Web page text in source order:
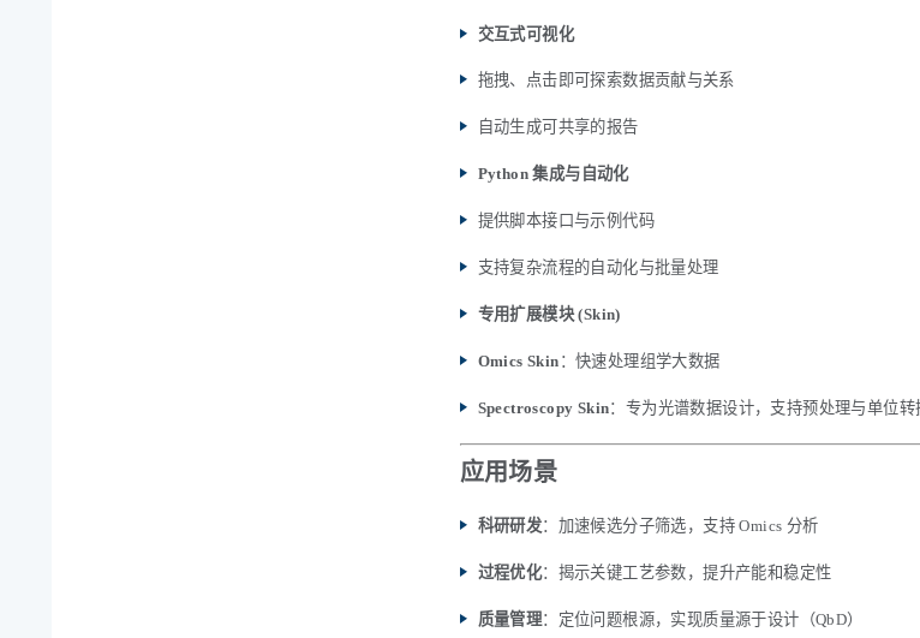
交互式可视化
拖拽、点击即可探索数据贡献与关系
自动生成可共享的报告
Python 集成与自动化
提供脚本接口与示例代码
支持复杂流程的自动化与批量处理
专用扩展模块 (Skin)
Omics Skin ：快速处理组学大数据
Spectroscopy Skin：专为光谱数据设计，支持预处理与单位转
应用场景
科研研发：加速候选分子筛选，支持 Omics 分析
过程优化：揭示关键工艺参数，提升产能和稳定性
质量管理：定位问题根源，实现质量源于设计（QbD）